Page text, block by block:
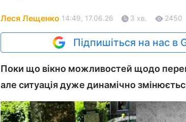
Леся Лещенко 14:49, 17.06.26 3 хв. 2450
Підпишіться на нас в
Поки що вікно можливостей щодо
але ситуація дуже динамічно